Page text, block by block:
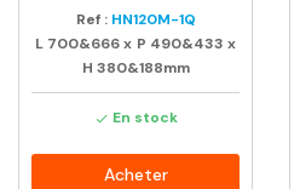
Ref : HN120M-1Q
L 700&666x P 490&433 x
H 380&188mm
 En stock
Acheter